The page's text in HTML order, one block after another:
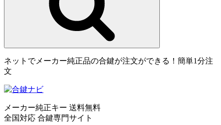
ネットでメーカー純正品の合鍵が注文ができる！簡単1分注
文
メーカー純正キー 送料無料
全国対応 合鍵専門サイト